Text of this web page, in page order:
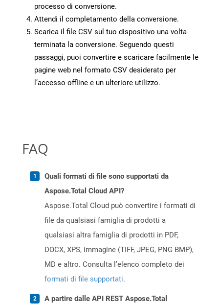
processo di conversione.
Attendi il completamento della conversione.
Scarica il file CSV sul tuo dispositivo una volta
terminata la conversione. Seguendo questi
passaggi, puoi convertire e scaricare facilmente le
pagine web nel formato CSV desiderato per
l’accesso offline e un ulteriore utilizzo.
FAQ
Quali formati di file sono supportati da
Aspose.Total Cloud API?
Aspose.Total Cloud può convertire i formati di
file da qualsiasi famiglia di prodotti a
qualsiasi altra famiglia di prodotti in PDF,
DOCX, XPS, immagine (TIFF, JPEG, PNG BMP),
MD e altro. Consulta l’elenco completo dei
formati di file supportati.
A partire dalle API REST Aspose.Total